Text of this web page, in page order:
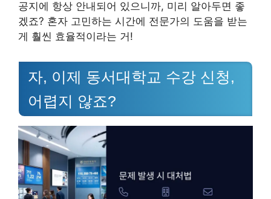
공지에 항상 안내되어 있으니까, 미리 알아두면 좋
겠죠? 혼자 고민하는 시간에 전문가의 도움을 받는
게 훨씬 효율적이라는 거!
자, 이제 동서대학교 수강 신청,
어렵지 않죠?